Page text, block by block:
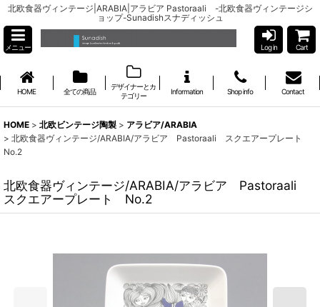
北欧食器ヴィンテージ|ARABIA|アラビア Pastoraali -北欧食器ヴィンテージシ
ョップ-Sunadishスナディッシュ
メニュー Log in Cart
HOME 全ての商品
デザイナーとカ
テゴリー
Information Shop info Contact
HOME > 北欧ビンテージ陶製 > アラビア/ARABIA
> 北欧食器ヴィンテージ/ARABIA/アラビア Pastoraali スクエアープレート
No.2
北欧食器ヴィンテージ/ARABIA/アラビア Pastoraali
スクエアープレート No.2